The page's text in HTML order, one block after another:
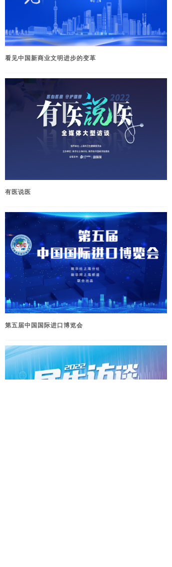
看见中国新商业文明进步的变革
有医说医
第五届中国国际进口博览会